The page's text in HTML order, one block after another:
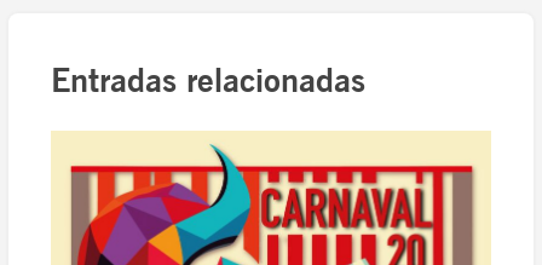
Entradas relacionadas